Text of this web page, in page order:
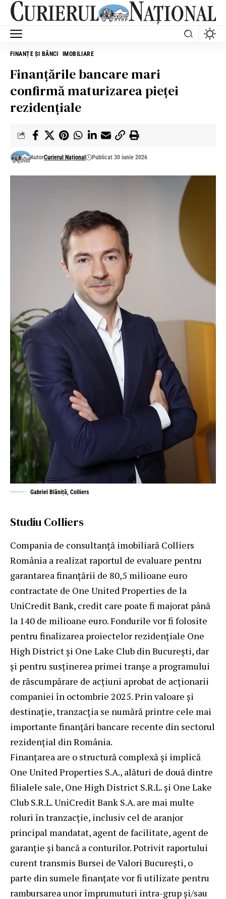
FINANȚE ȘI BĂNCI IMOBILIARE
Finanțările bancare mari
confirmă maturizarea pieței
rezidențiale
AutorCurierul Național Publicat 30 iunie 2026
Gabriel Blăniță, Colliers
Studiu Colliers
Compania de consultanță imobiliară Colliers
România a realizat raportul de evaluare pentru
garantarea finanțării de 80,5 milioane euro
contractate de One United Properties de la
UniCredit Bank, credit care poate fi majorat până
la 140 de milioane euro. Fondurile vor fi folosite
pentru finalizarea proiectelor rezidențiale One
High District și One Lake Club din București, dar
și pentru susținerea primei tranșe a programului
de răscumpărare de acțiuni aprobat de acționarii
companiei în octombrie 2025. Prin valoare și
destinație, tranzacția se numără printre cele mai
importante finanțări bancare recente din sectorul
rezidențial din România.
Finanțarea are o structură complexă și implică
One United Properties S.A., alături de două dintre
filialele sale, One High District S.R.L. și One Lake
Club S.R.L. UniCredit Bank S.A. are mai multe
roluri în tranzacție, inclusiv cel de aranjor
principal mandatat, agent de facilitate, agent de
garanție și bancă a conturilor. Potrivit raportului
curent transmis Bursei de Valori București, o
parte din sumele finanţate vor fi utilizate pentru
rambursarea unor împrumuturi intra-grup şi/sau